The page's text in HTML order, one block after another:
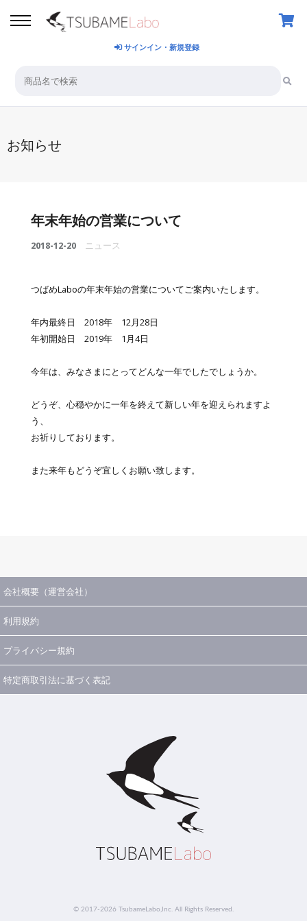
サインイン・新規登録
お知らせ
年末年始の営業について
2018-12-20 ニュース
つばめLaboの年末年始の営業についてご案内いたします。
年内最終日 2018年 12月28日
年初開始日 2019年 1月4日
今年は、みなさまにとってどんな一年でしたでしょうか。
どうぞ、心穏やかに一年を終えて新しい年を迎えられますよ
う、
お祈りしております。
また来年もどうぞ宜しくお願い致します。
会社概要（運営会社）
利用規約
プライバシー規約
特定商取引法に基づく表記
© 2017-2026 TsubameLabo,Inc. All Rights Reserved.